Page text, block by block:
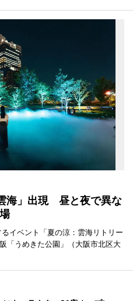
海」出現 昼と夜で異な
イベント「夏の涼：雲海リトリー
「うめきた公園」（大阪市北区大